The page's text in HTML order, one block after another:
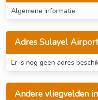
Algemene informatie
Adres Sulayel Airport
Er is nog geen adres
Andere vliegvelden